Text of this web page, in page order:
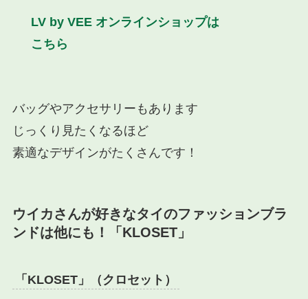
LV by VEE オンラインショップは
こちら
バッグやアクセサリーもあります
じっくり見たくなるほど
素適なデザインがたくさんです！
ウイカさんが好きなタイのファッションブラ
ンドは他にも！「KLOSET」
「KLOSET」（クロセット）